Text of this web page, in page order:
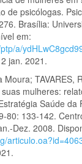
de psicólogas.
Brasília:
em:
a/
jan. 2021.
Moura; TAVARES,
mulheres:
Saúde da
80: 133-142.
Dez. 2008.